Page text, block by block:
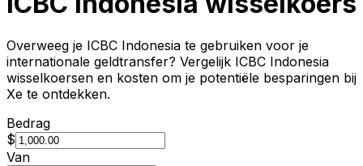
Overweeg je ICBC Indonesia te gebruiken voor je
internationale geldtransfer? Vergelijk ICBC Indonesia
wisselkoersen en kosten om je potentiële besparingen bij
Xe te ontdekken.
Bedrag
$
Van